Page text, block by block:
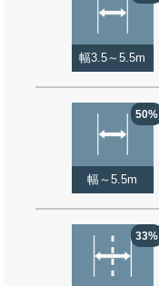
幅3.5～5.5m
50%
幅～5.5m
33%